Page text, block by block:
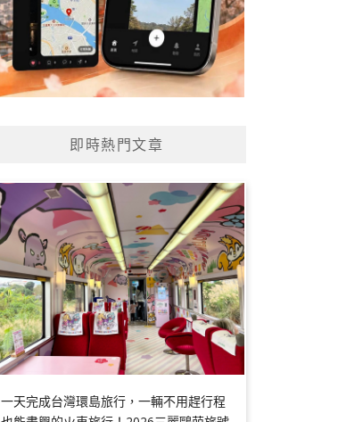
即時熱門文章
一天完成台灣環島旅行，一輛不用趕行程